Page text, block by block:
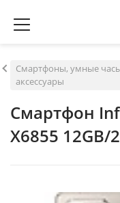
Смартфоны, умные
аксессуары
Смартфон
X6855 12GB/